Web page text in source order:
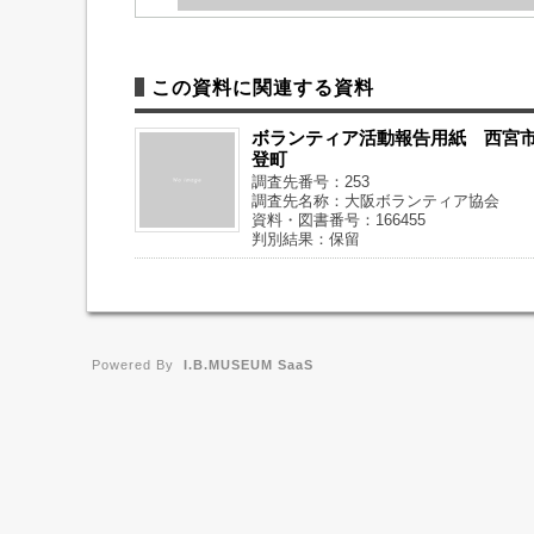
この資料に関連する資料
ボランティア活動報告用紙 西宮
登町
調査先番号：253
調査先名称：大阪ボランティア協会
資料・図書番号：166455
判別結果：保留
Powered By I.B.MUSEUM SaaS